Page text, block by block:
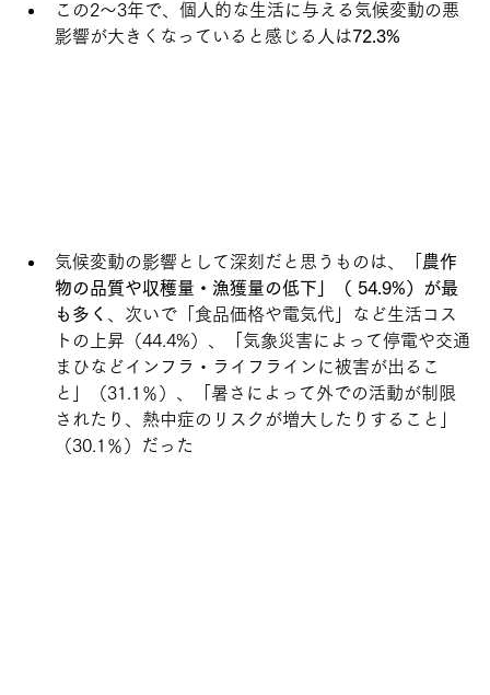
この2〜3年で、個人的な生活に与える気候変動の悪
影響が大きくなっていると感じる人は72.3%
気候変動の影響として深刻だと思うものは、「
農作
物の品質や収穫量・漁獲量の低下」（ 54.9%）が最
も多く
、次いで「食品価格や電気代」など生活コス
トの上昇（44.4%）、「気象災害によって停電や交通
まひなどインフラ・ライフラインに被害が出るこ
と」（31.1％）、「暑さによって外での活動が制限
されたり、熱中症のリスクが増大したりすること」
（30.1％）だった